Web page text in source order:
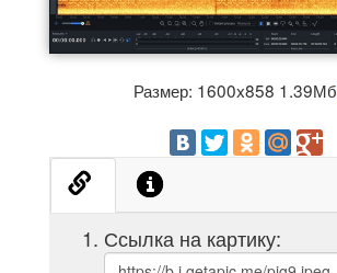
Размер: 1600x858 1.39Мб
Ссылка на картику: